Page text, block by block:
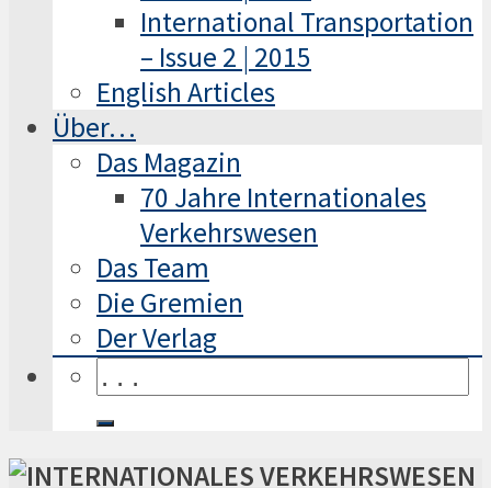
International Transportation
– Issue 2 | 2015
English Articles
Über…
Das Magazin
70 Jahre Internationales
Verkehrswesen
Das Team
Die Gremien
Der Verlag